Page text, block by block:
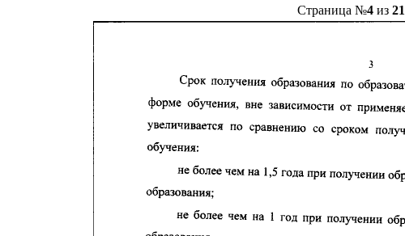
Страница №4из 21